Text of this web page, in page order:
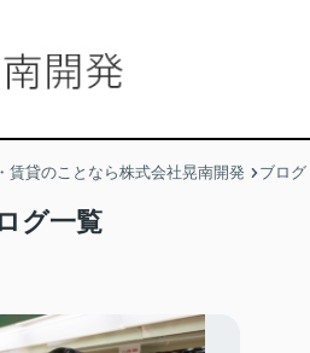
賃貸のことなら株式会社晃南開発 ブログ
グ一覧